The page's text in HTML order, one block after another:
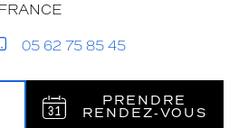
05 62 75 85 45
PRENDRE
RENDEZ‑VOUS